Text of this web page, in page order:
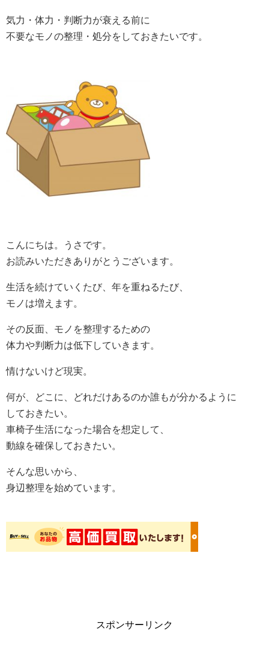
気力・体力・判断力が衰える前に
不要なモノの整理・処分をしておきたいです。
こんにちは。うさです。
お読みいただきありがとうございます。
生活を続けていくたび、年を重ねるたび、
モノは増えます。
その反面、モノを整理するための
体力や判断力は低下していきます。
情けないけど現実。
何が、どこに、どれだけあるのか誰もが分かるように
しておきたい。
車椅子生活になった場合を想定して、
動線を確保しておきたい。
そんな思いから、
身辺整理を始めています。
スポンサーリンク